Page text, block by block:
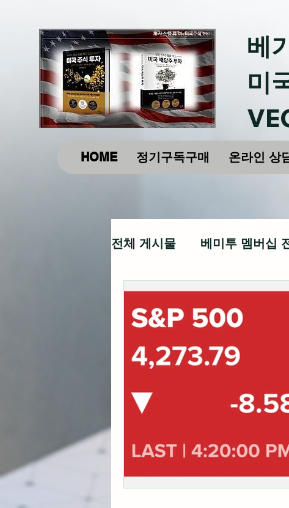
베
미
HOME 정기구독구매 온라인 상
전체 게시물 베미투 멤버십
각종 자산 투자 미국 경